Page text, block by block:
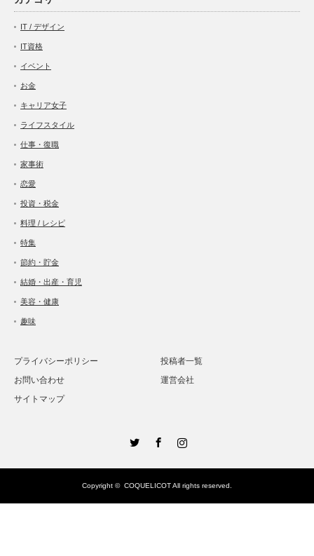
IT / デザイン
IT資格
イベント
お金
キャリア女子
ライフスタイル
仕事・復職
家事術
恋愛
投資・税金
料理 / レシピ
特集
節約・貯金
結婚・出産・育児
美容・健康
趣味
プライバシーポリシー
投稿者一覧
お問い合わせ
運営会社
サイトマップ
Copyright © COQUELICOTAll rights reserved.